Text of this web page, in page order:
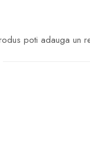
poti adauga un